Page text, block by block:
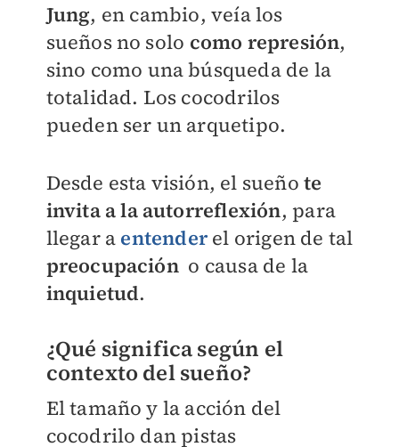
Jung, en cambio, veía los
sueños no solo como represión,
sino como una búsqueda de la
totalidad. Los cocodrilos
pueden ser un arquetipo.
Desde esta visión, el sueñote
invita a la autorreflexión, para
llegar a entender el origen de tal
preocupación o causa de la
inquietud.
¿Qué significa según el
contexto del sueño?
El tamaño y la acción del
cocodrilo dan pistas